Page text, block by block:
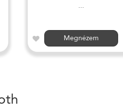
...
Megnézem